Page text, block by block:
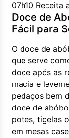
07h10 Receita
Doce de
Fácil para
O doce de
que serve
doce após as
macia e
pedaços bem
doce de
potes, tigelas
em mesas